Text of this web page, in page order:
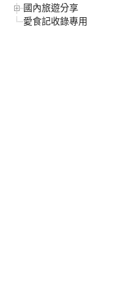
國內旅遊分享
愛食記收錄專用